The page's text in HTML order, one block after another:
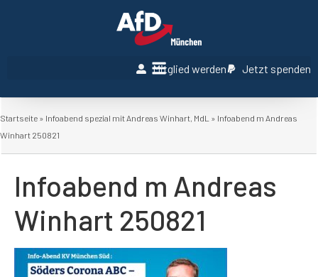
Mitglied werden Jetzt spenden
Startseite » Infoabend spezial mit Andreas Winhart, MdL » Infoabend m Andreas
Winhart 250821
Infoabend m Andreas
Winhart 250821